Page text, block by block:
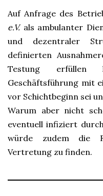
Auf Anfrage des
e.V.als ambulanter
und dezentraler
definierten
Testung erfüllen
Geschäftsführung mit
vor Schichtbeginn sei
Warum aber nicht
eventuell infiziert
würde zudem die
Vertretung zu finden.